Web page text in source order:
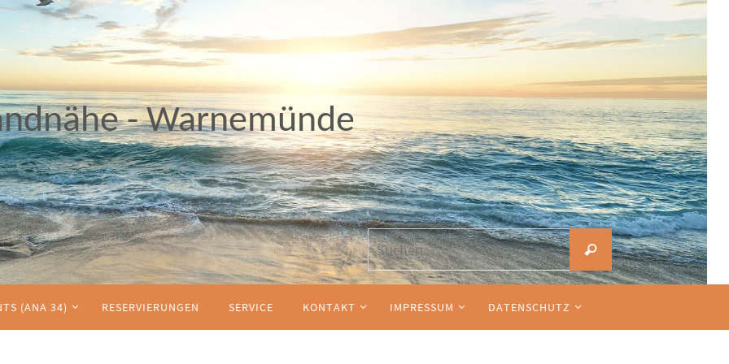
- Warnemünde
Suchen
nach:
Suchen
(ANA 34) RESERVIERUNGEN SERVICE KONTAKT IMPRESSUM DATENSCHUTZ